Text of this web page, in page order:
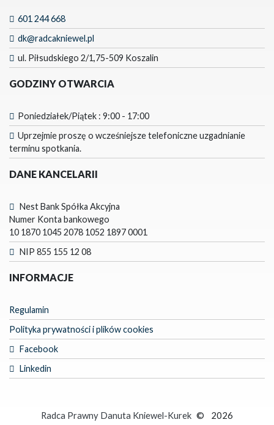
601 244 668
dk@radcakniewel.pl
ul. Piłsudskiego 2/1,75-509 Koszalin
GODZINY OTWARCIA
Poniedziałek/Piątek : 9:00 - 17:00
Uprzejmie proszę o wcześniejsze telefoniczne uzgadnianie
terminu spotkania.
DANE KANCELARII
Nest Bank Spółka Akcyjna
Numer Konta bankowego
10 1870 1045 2078 1052 1897 0001
NIP 855 155 12 08
INFORMACJE
Regulamin
Polityka prywatności i plików cookies
Facebook
Linkedin
Radca Prawny Danuta Kniewel-Kurek © 2026